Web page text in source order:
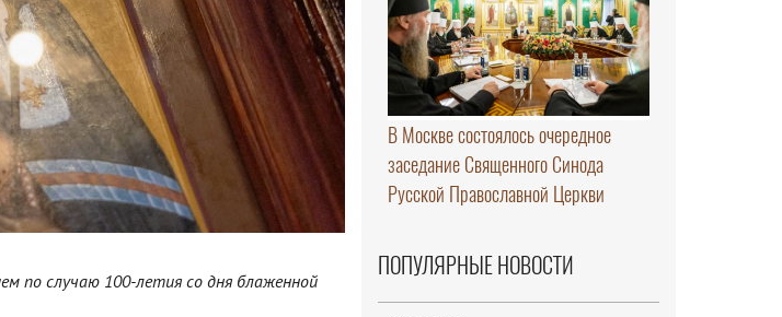
по случаю 100-летия со дня блаженной
В Москве состоялось очередное
заседание Священного Синода
Русской Православной Церкви
ПОПУЛЯРНЫЕ НОВОСТИ